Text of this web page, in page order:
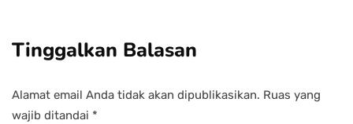
Tinggalkan Balasan
Alamat email Anda tidak akan dipublikasikan. Ruas yang
wajib ditandai *